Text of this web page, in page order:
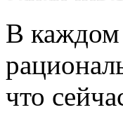
В каждом
что